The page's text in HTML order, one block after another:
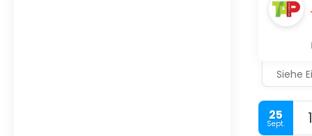
Siehe
25
Sept.